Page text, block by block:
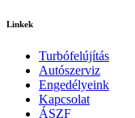
Linkek
Turbófelújítás
Autószerviz
Engedélyeink
Kapcsolat
ÁSZF